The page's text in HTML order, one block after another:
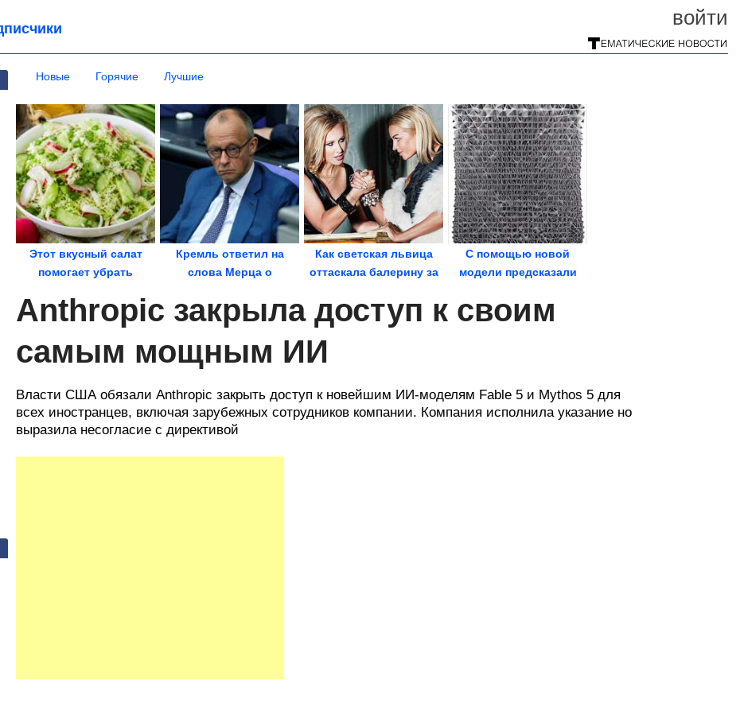
войти
Новые Горячие Лучшие
Этот вкусный салат
помогает убрать
Кремль ответил на
слова Мерца о
безопасности...
Как светская львица
оттаскала балерину за
С помощью новой
модели предсказали
на...
Anthropic закрыла доступ к своим
самым мощным ИИ
Власти США обязали Anthropic закрыть доступ к новейшим ИИ-моделям Fable 5 и Mythos 5 для
всех иностранцев, включая зарубежных сотрудников компании. Компания исполнила указание но
выразила несогласие с директивой